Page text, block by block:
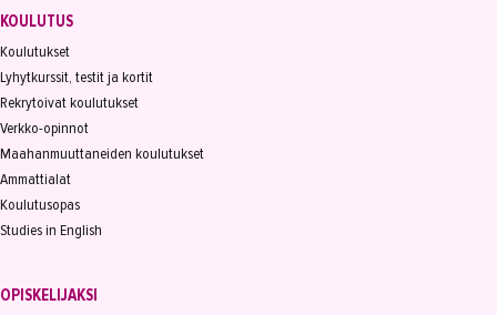
KOULUTUS
Koulutukset
Lyhytkurssit, testit ja kortit
Rekrytoivat koulutukset
Verkko-opinnot
Maahanmuuttaneiden koulutukset
Ammattialat
Koulutusopas
Studies in English
OPISKELIJAKSI